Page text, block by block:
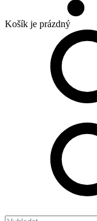
Košík je prázdný